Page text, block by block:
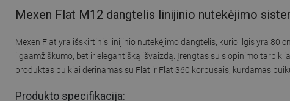
Mexen Flat M12 dangtelis linijinio nutekėjimo
Mexen Flat yra išskirtinis linijinio nutekėjimo dangtelis, kurio ilgis yra 80
ilgaamžiškumo, bet ir elegantišką išvaizdą. Įrengtas su slopinimo
produktas puikiai derinamas su Flat ir Flat 360 korpusais, kurdamas
Produkto specifikacija: